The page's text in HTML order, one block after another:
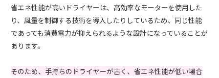
省エネ性能が高いドライヤーは、高効率なモーターを使用した
り、風量を制御する技術を導入したりしているため、同じ性能
であっても消費電力が抑えられるような設計になっていることが
あります。
そのため、手持ちのドライヤーが古く、省エネ性能が低い場合